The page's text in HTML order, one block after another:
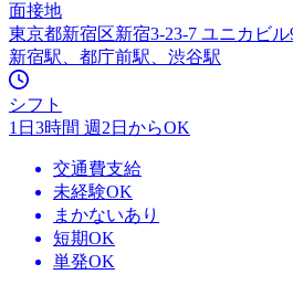
面接地
東京都新宿区新宿3-23-7 ユニカビル
新宿駅、都庁前駅、渋谷駅
シフト
1日3時間 週2日からOK
交通費支給
未経験OK
まかないあり
短期OK
単発OK